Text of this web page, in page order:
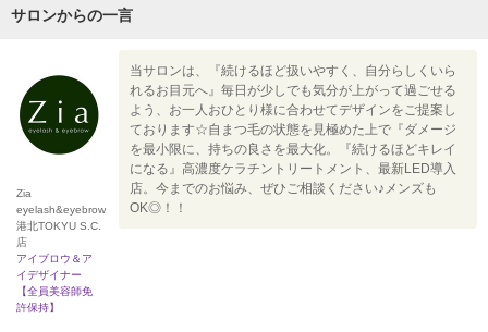
サロンからの一言
Zia
eyelash&eyebrow
港北TOKYU S.C.
店
アイブロウ＆ア
イデザイナー
【全員美容師免
許保持】
当サロンは、『続けるほど扱いやすく、自分らしくいら
れるお目元へ』毎日が少しでも気分が上がって過ごせる
よう、お一人おひとり様に合わせてデザインをご提案し
ております☆自まつ毛の状態を見極めた上で『ダメージ
を最小限に、持ちの良さを最大化。『続けるほどキレイ
になる』高濃度ケラチントリートメント、最新LED導入
店。今までのお悩み、ぜひご相談ください♪メンズも
OK◎！！